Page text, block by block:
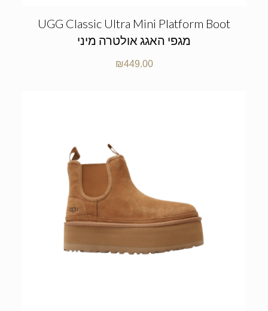
UGG Classic Ultra Mini Platform Boot
מגפי האגג אולטרה מיני
₪449.00